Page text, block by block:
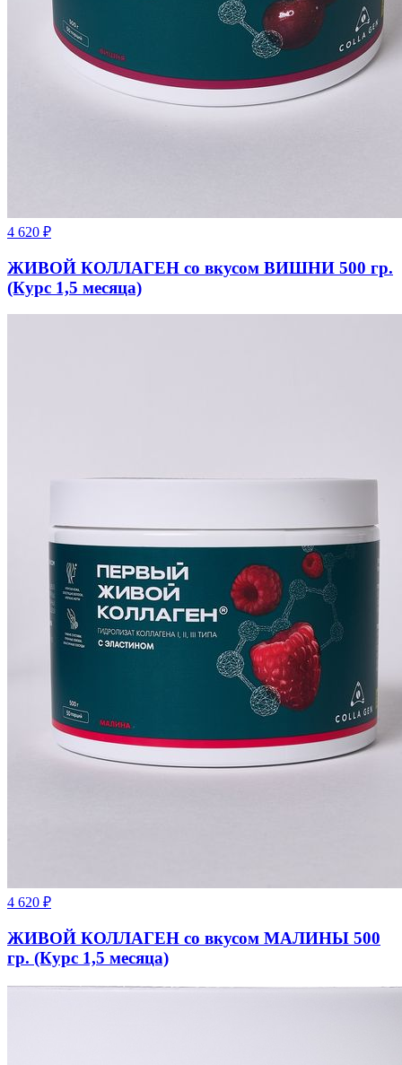
4 620 ₽
ЖИВОЙ КОЛЛАГЕН со вкусом ВИШНИ 500 гр.
(Курс 1,5 месяца)
4 620 ₽
ЖИВОЙ КОЛЛАГЕН со вкусом МАЛИНЫ 500
гр. (Курс 1,5 месяца)